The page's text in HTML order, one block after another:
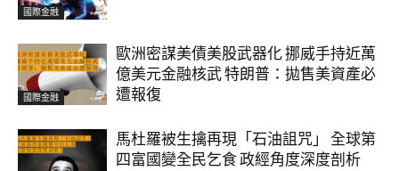
國際金融
國際金融
歐洲密謀美債美股武器化 挪威手持近萬
億美元金融核武 特朗普：拋售美資產必
遭報復
馬杜羅被生擒再現「石油詛咒」 全球第
四富國變全民乞食 政經角度深度剖析